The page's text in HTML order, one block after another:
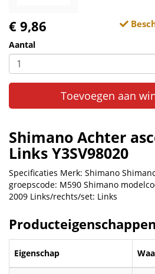
€ 9,86
Aantal
Toevoegen aan
Shimano Achter
Links Y3SV98020
Specificaties Merk: Shimano
groepscode: M590 Shimano
2009 Links/rechts/set: Links
Producteigenschappen
Eigenschap